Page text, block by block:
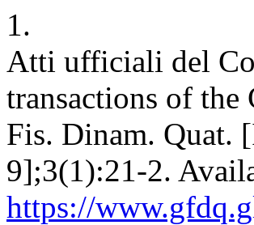
1.
Atti ufficiali del
transactions of
Fis. Dinam. Quat.
9];3(1):21-2.
https://